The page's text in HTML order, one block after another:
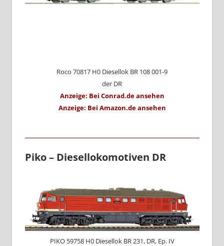
Roco 70817 H0 Diesellok BR 108 001-9
der DR
Anzeige: Bei Conrad.de ansehen
Anzeige: Bei Amazon.de ansehen
Piko – Diesellokomotiven DR
PIKO 59758 H0 Diesellok BR 231, DR, Ep. IV